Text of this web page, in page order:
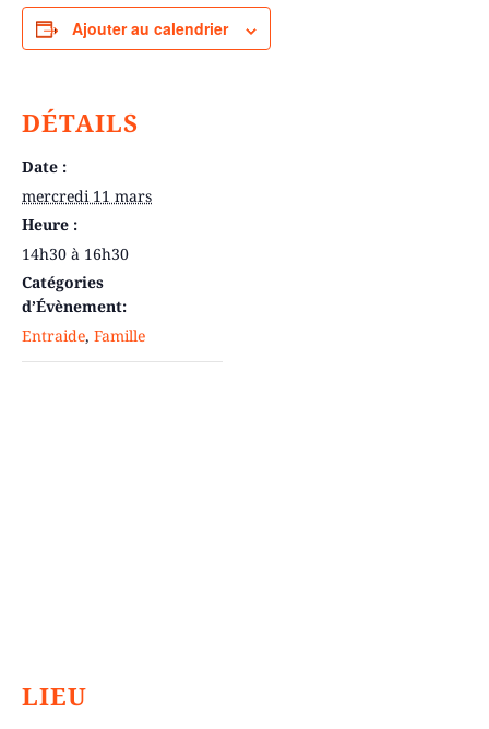
Ajouter au calendrier
DÉTAILS
Date :
mercredi 11 mars
Heure :
14h30 à 16h30
Catégories
d’Évènement:
Entraide, Famille
LIEU